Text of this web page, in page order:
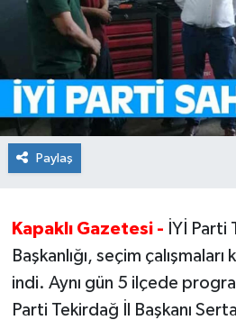
Paylaş
Kapaklı Gazetesi - İYİ Parti
Başkanlığı, seçim
indi. Aynı gün 5 ilçede
Parti Tekirdağ İl Başkanı
Teknoloji
Yaşam